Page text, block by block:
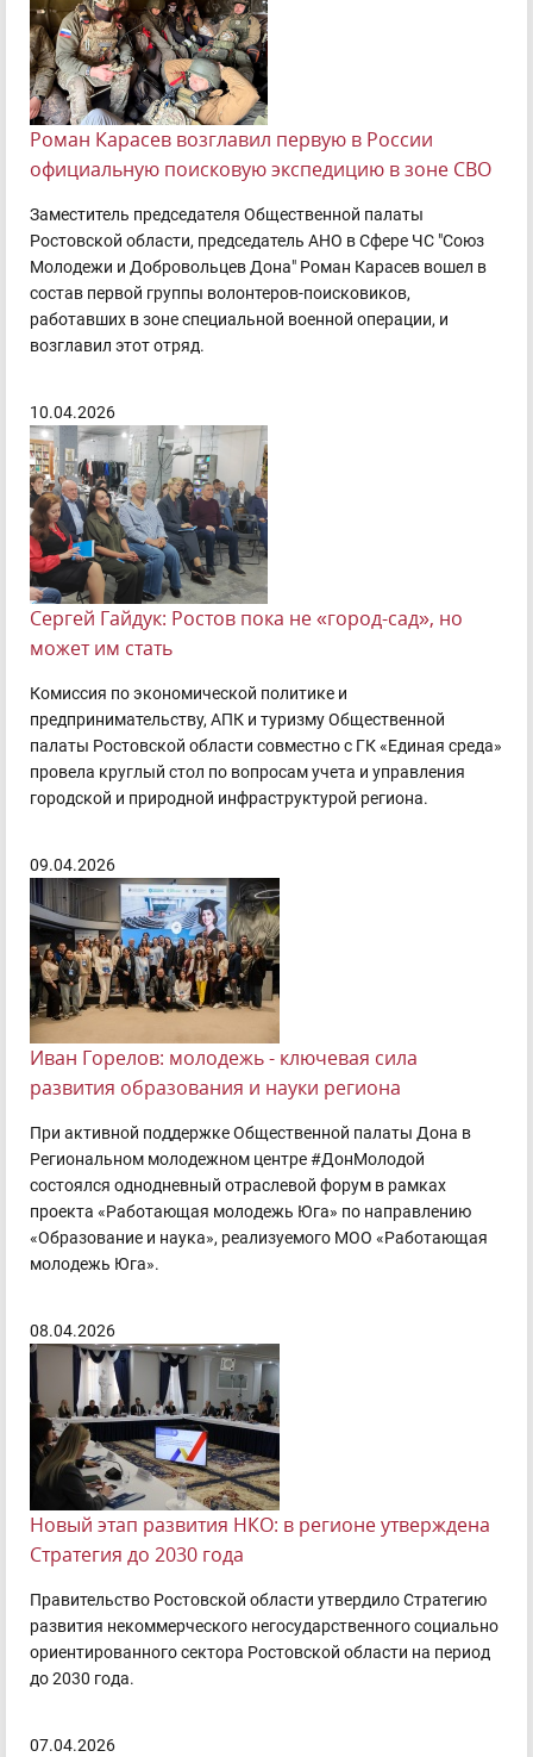
Роман Карасев возглавил первую в России
официальную поисковую экспедицию в зоне СВО
Заместитель председателя Общественной палаты
Ростовской области, председатель АНО в Сфере ЧС "Союз
Молодежи и Добровольцев Дона" Роман Карасев вошел в
состав первой группы волонтеров-поисковиков,
работавших в зоне специальной военной операции, и
возглавил этот отряд.
10.04.2026
Сергей Гайдук: Ростов пока не «город-сад», но
может им стать
Комиссия по экономической политике и
предпринимательству, АПК и туризму Общественной
палаты Ростовской области совместно с ГК «Единая среда»
провела круглый стол по вопросам учета и управления
городской и природной инфраструктурой региона.
09.04.2026
Иван Горелов: молодежь - ключевая сила
развития образования и науки региона
При активной поддержке Общественной палаты Дона в
Региональном молодежном центре #ДонМолодой
состоялся однодневный отраслевой форум в рамках
проекта «Работающая молодежь Юга» по направлению
«Образование и наука», реализуемого МОО «Работающая
молодежь Юга».
08.04.2026
Новый этап развития НКО: в регионе утверждена
Стратегия до 2030 года
Правительство Ростовской области утвердило Стратегию
развития некоммерческого негосударственного социально
ориентированного сектора Ростовской области на период
до 2030 года.
07.04.2026